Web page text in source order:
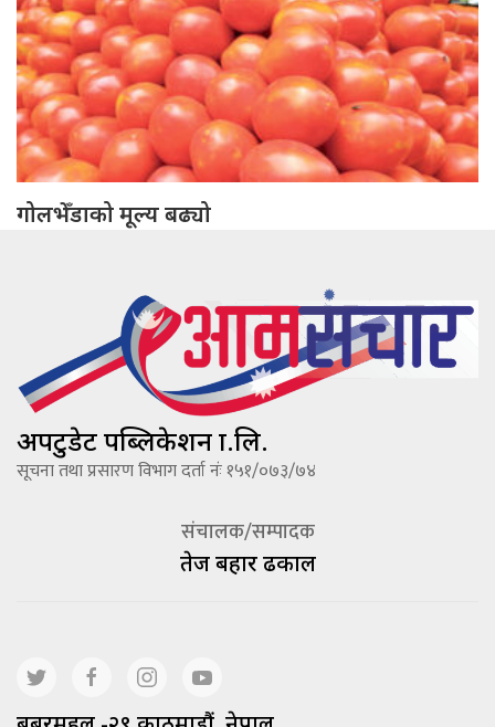
गोलभेँडाको मूल्य बढ्यो
अपटुडेट पब्लिकेशन प्रा.लि.
सूचना तथा प्रसारण विभाग दर्ता नंः १५१/०७३/७४
संचालक/सम्पादक
तेज बहादूर ढकाल